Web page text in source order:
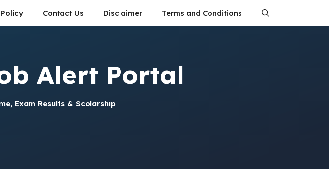
Contact Us Disclaimer Terms and Conditions
Alert Portal
Exam Results & Scolarship